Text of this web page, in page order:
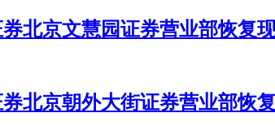
北京文慧园证券营业部恢复
北京朝外大街证券营业部恢